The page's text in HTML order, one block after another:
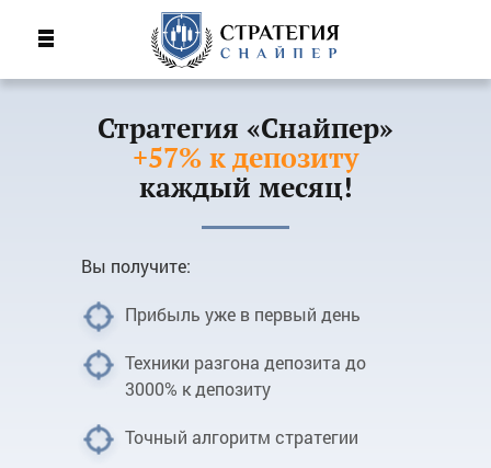
Стратегия «Снайпер»
+57% к депозиту
каждый месяц!
Вы получите:
Прибыль уже в первый день
Техники разгона депозита до
3000% к депозиту
Точный алгоритм стратегии